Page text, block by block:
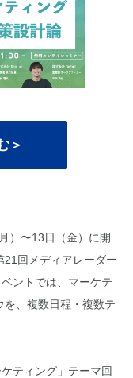
＞
）〜13日（金）に開
回メディアレーダー
ントでは、マーケテ
を、複数日程・複数テ
ティング」テーマ回